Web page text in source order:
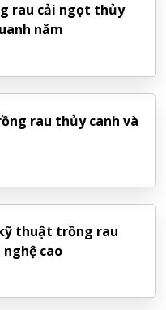
rau cải ngọt thủy
năm
rau thủy canh và
thuật trồng rau
nghệ cao